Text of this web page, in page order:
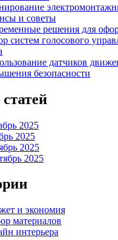
и советы
решения для
систем голосового
датчиков
безопасности
2025
2025
2025
2025
и экономия
материалов
интерьера